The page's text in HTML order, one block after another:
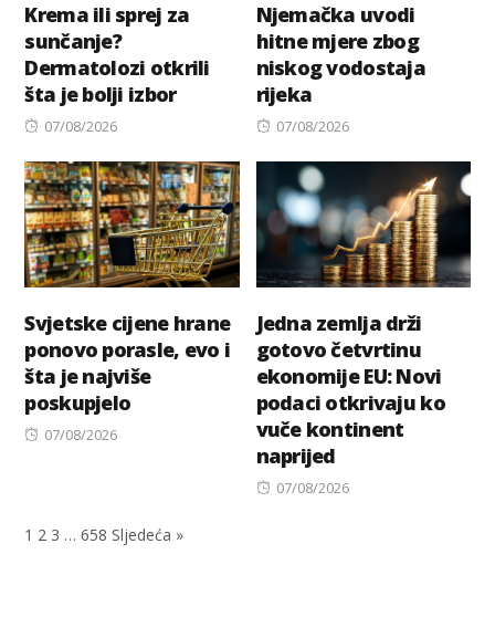
Krema ili sprej za
sunčanje?
Dermatolozi otkrili
šta je bolji izbor
Posted
07/08/2026
Njemačka uvodi
hitne mjere zbog
niskog vodostaja
rijeka
Posted
07/08/2026
Svjetske cijene hrane
ponovo porasle, evo i
šta je najviše
poskupjelo
Posted
07/08/2026
Jedna zemlja drži
gotovo četvrtinu
ekonomije EU: Novi
podaci otkrivaju ko
vuče kontinent
naprijed
Posted
07/08/2026
1 2 3 … 658 Sljedeća »